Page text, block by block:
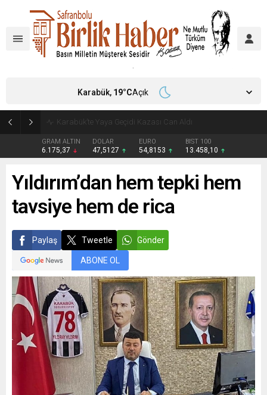
Karabük’te Yaya Geçidi Kazası Can Aldı
GRAM ALTIN
6.175,37
DOLAR
47,5127
EURO
54,8153
BIST 100
13.458,10
Karabük, 19°CAçık
Yıldırım’dan hem tepki hem
tavsiye hem de rica
Paylaş Tweetle Gönder
ABONE OL